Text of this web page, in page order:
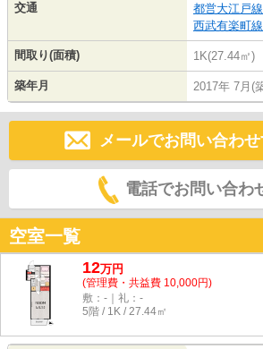
交通
都営大江戸線
西武有楽町線
間取り(面積) 1K(27.44㎡)
築年月 2017年 7月(
メールでお問い合わ
電話でお問い合わ
空室一覧
12万円
(管理費・共益費 10,000円)
敷：-｜礼：-
5階 / 1K / 27.44㎡